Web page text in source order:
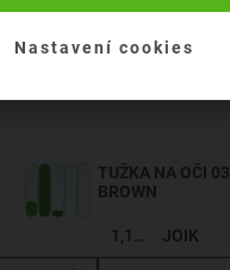
TUŽKA NA OČI 03
BROWN
JOIK
Nastavení cookies